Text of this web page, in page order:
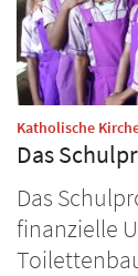
Katholische
Das
Das
finanzielle